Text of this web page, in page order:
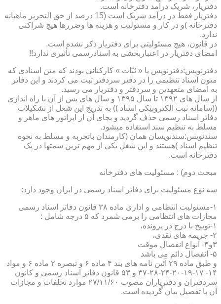
دفتریار، شریک درآمد دفترخانه است.
دفتریار فقط در درآمد شریک است (15 درصد از حق التحریر ماهیانه
دفترخانه )و در کار و مسئولیت و هزینه ها وضررها هیچ شراکتی
ندارد.
در قانون، هیچ مسئولیتی برای دفتریار ذکر نشده است.
امضای دفتریار در اعتباربخشی به اسنادرسمی تأثیری ندارد!!
دفترنویس:دفترنویس یا « ثبّات » کارکنانی بودند که متن اسنادی که
متون اسناد تنظیمی را در دفتر سردفتر ثبت می کردند و این دفاتر
به امضای متعهدین و سردفتر و دفتریار می رسید.
از سال های ۱۳۹۲ تا سال ۱۳۹۵ و سال های پس از آن با راه اندازی
((سامانه ثبت الکترونیکی اسناد )) به تدریج این شغل از تشکیلات
دفاتر اسناد رسمی حذف گردید و بجای آن از اپراتور های ماهر و
مسلط به تنظیم سند استفاده میشود.
سندنویس:سندنویسان همان (کارمندان باتجربه و مسلط به نحوه
تنظیم اسناد )هستند و این شغل یکی از مهم ترین سمتها در یک
دفترخانه است.
مبحث دوم) : مسئولیت های دفترخانه
سه نوع مسئولیت برای دفاتر اسناد رسمی در ایران وجود دارد:
۱-مسئولیت انتظامی و اداری ماده ۳۸ قانون دفاتر اسناد رسمی
مجازات های انتظامی را برمی شمرد که ۵ درجه شامل :
۱-توبیخ با درج در پرونده،
۲- جریمه های نقدی،
۳و۴- انواع انفصال موقت
۵- انفصال دائم می باشد
و طبق ماده ۲۹ آئین نامه های بند ۴ ماده ۶ و تبصره ۲ ماده ۶ و مواد
۱۴- ۱۷-۱۹-۲۰-۲۴-۲۸-۳۷ و ۵۳ قانون دفاتر اسناد رسمی و کانون
سردفتران و دفتریاران مصوب ۲۷/۱۱/۶۰ موارد تخلفات و مجازات
آن با تفصیل بیان گردیده است.